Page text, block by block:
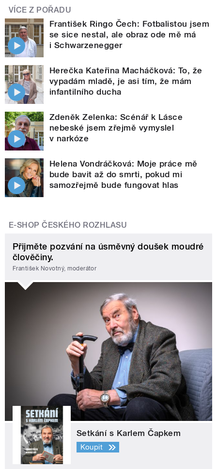
VÍCE Z POŘADU
František Ringo Čech: Fotbalistou jsem
se sice nestal, ale obraz ode mě má
i Schwarzenegger
Herečka Kateřina Macháčková: To, že
vypadám mladě, je asi tím, že mám
infantilního ducha
Zdeněk Zelenka: Scénář k Lásce
nebeské jsem zřejmě vymyslel
v narkóze
Helena Vondráčková: Moje práce mě
bude bavit až do smrti, pokud mi
samozřejmě bude fungovat hlas
E-SHOP ČESKÉHO ROZHLASU
Přijměte pozvání na úsměvný doušek moudré
člověčiny.
František Novotný, moderátor
Setkání s Karlem Čapkem
Koupit